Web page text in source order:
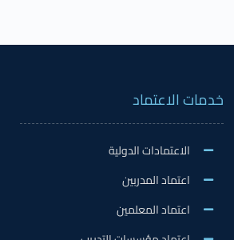
خدمات الاعتماد
الاعتمادات الدولية
اعتماد المدربين
اعتماد المعلمين